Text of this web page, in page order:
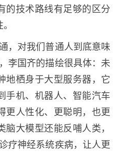
的技术路线有足够的区分
，对我们普通人到底意味
李国齐的描绘很具体：未
地栖身于大型服务器，它
手机、机器人、智能汽车
更人性化、更聪明，也更
大模型还能反哺人类，
疗神经系统疾病，让人更